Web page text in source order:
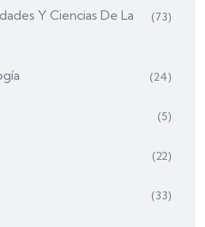
Y Ciencias De La
(73)
(24)
(5)
(22)
(33)